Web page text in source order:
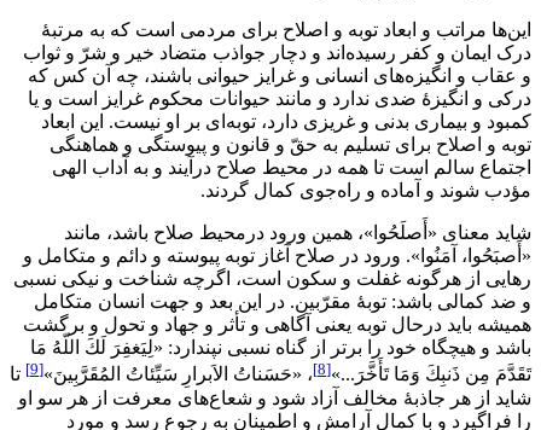
اين‌ها مراتب و ابعاد توبه و اصلاح براى مردمى است كه به مرتبۀ
درک ايمان و كفر رسيده‌اند و دچار جواذب متضاد خير و شرّ و ثواب
و عقاب و انگيزه‌هاى انسانى و غرايز حيوانى باشند، چه آن كس كه
دركى و انگيزۀ ضدى ندارد و مانند حيوانات محكوم غرايز است و يا
كمبود و بيمارى بدنى و غريزى دارد، توبه‌اى بر او نيست. اين ابعاد
توبه و اصلاح براى تسليم به حقّ و قانون و پيوستگى و هماهنگى
اجتماع سالم است تا همه در محيط صلاح درآيند و به آداب الهى
مؤدب شوند و آماده و راه‌جوى كمال گردند.
شايد معناى «أَصلَحُوا»، همين ورود درمحيط صلاح باشد، مانند
«أَصبَحُوا، آمَنُوا». ورود در صلاح آغاز توبه پيوسته و دائم و متكامل و
رهايى از هرگونه غفلت و سكون است، اگرچه شناخت و نيكى نسبى
و ضد كمالى باشد: توبۀ مقرّبين. در اين بعد و جهت انسان متكامل
هميشه بايد درحال توبه يعنى آگاهى و تأثر و جهاد و تحول و برگشت
باشد و هيچگاه خود را برتر از گناه نسبى نپندارد: «لِيَغفِرَ لَكَ اللّهُ مَا
تَقَدَّمَ مِن ذَنبِكَ وَمَا تَأَخَّرَ...»[8] ، «حَسَناتُ الاَبرارِ سَيِّئاتُ المُقَرَّبِينَ»[9]
تا
شايد از هر جاذبۀ مخالف آزاد شود و شعاع‌هاى معرفت از هر سو او
را فراگيرد و با كمال آرامش و اطمينان به رجوع رسد و مورد